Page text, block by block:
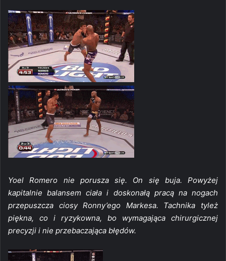
Yoel Romero nie porusza się. On się buja. Powyżej
kapitalnie balansem ciała i doskonałą pracą na nogach
przepuszcza ciosy Ronny’ego Markesa. Tachnika tyleż
piękna, co i ryzykowna, bo wymagająca chirurgicznej
precyzji i nie przebaczająca błędów.